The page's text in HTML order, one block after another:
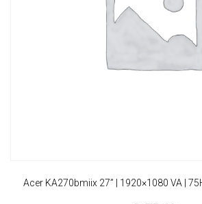
Acer KA270bmiix 27” | 1920×1080 VA |